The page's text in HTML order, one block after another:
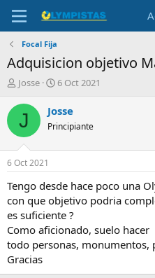
Focal Fija
Adquisicion objetivo
I
i
a
d
o
r
e
t
e
m
a
Josse
F
c
h
a
i
n
c
i
o
6 Oct 2021
J Josse
Principiante
6 Oct 2021
Tengo desde hace poco una
con que objetivo podria
es suficiente ?
Como aficionado, suelo
todo personas, monumentos,
Gracias